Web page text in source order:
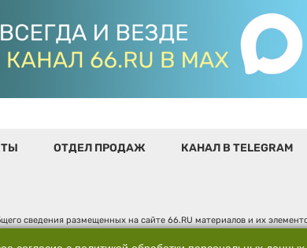
ОТДЕЛ ПРОДАЖ КАНАЛ В TELEGRAM
сведения размещенных на сайте 66.RU материалов и их
по надзору в сфере связи, информационных технологий и
Юридический адрес: 620014, Свердловская обл., г.